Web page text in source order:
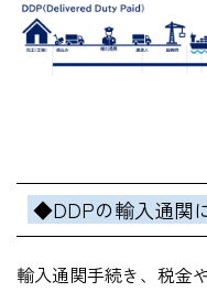
◆DDPの輸入通関
輸入通関手続き、税金